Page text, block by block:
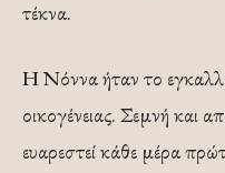
τέκνα.
Η Νόννα ήταν το
οικογένειας. Σεμνή και
ευαρεστεί κάθε μέρα